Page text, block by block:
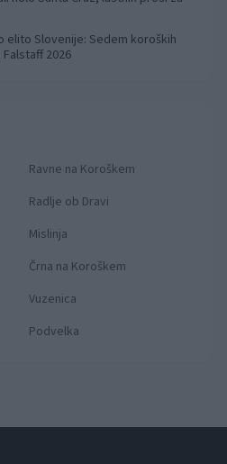
elito Slovenije: Sedem koroških
2026
Ravne na Koroškem
Radlje ob Dravi
Mislinja
Črna na Koroškem
Vuzenica
Podvelka